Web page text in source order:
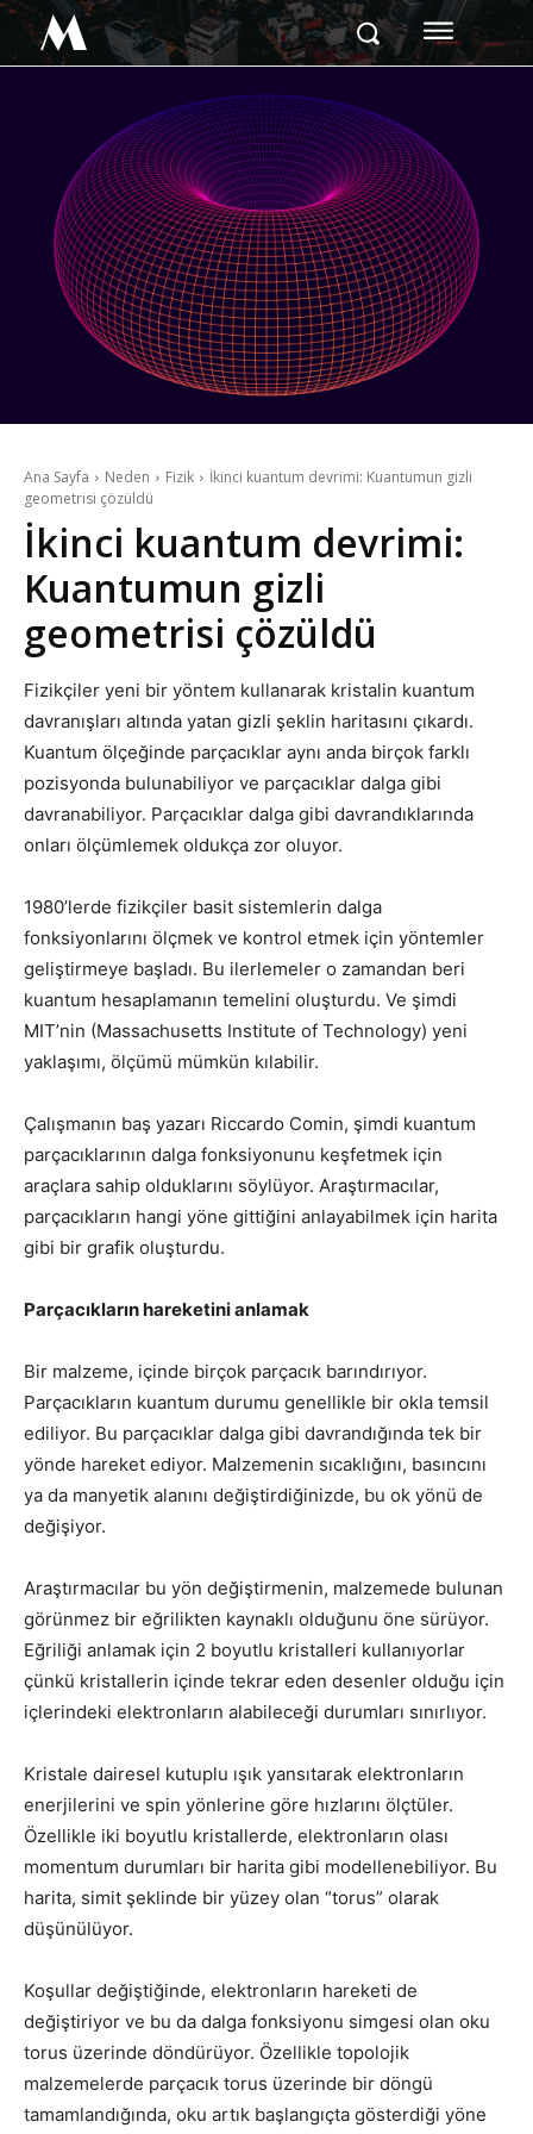
M
Ana Sayfa Neden Fizik
İkinci kuantum devrimi: Kuantumun gizli
geometrisi çözüldü
İkinci kuantum devrimi:
Kuantumun gizli
geometrisi çözüldü
Fizikçiler yeni bir yöntem kullanarak kristalin kuantum
davranışları altında yatan gizli şeklin haritasını çıkardı.
Kuantum ölçeğinde parçacıklar aynı anda birçok farklı
pozisyonda bulunabiliyor ve parçacıklar dalga gibi
davranabiliyor. Parçacıklar dalga gibi davrandıklarında
onları ölçümlemek oldukça zor oluyor.
1980’lerde fizikçiler basit sistemlerin dalga
fonksiyonlarını ölçmek ve kontrol etmek için yöntemler
geliştirmeye başladı. Bu ilerlemeler o zamandan beri
kuantum hesaplamanın temelini oluşturdu. Ve şimdi
MIT’nin (Massachusetts Institute of Technology) yeni
yaklaşımı, ölçümü mümkün kılabilir.
Çalışmanın baş yazarı Riccardo Comin, şimdi kuantum
parçacıklarının dalga fonksiyonunu keşfetmek için
araçlara sahip olduklarını söylüyor. Araştırmacılar,
parçacıkların hangi yöne gittiğini anlayabilmek için harita
gibi bir grafik oluşturdu.
Parçacıkların hareketini anlamak
Bir malzeme, içinde birçok parçacık barındırıyor.
Parçacıkların kuantum durumu genellikle bir okla temsil
ediliyor. Bu parçacıklar dalga gibi davrandığında tek bir
yönde hareket ediyor. Malzemenin sıcaklığını, basıncını
ya da manyetik alanını değiştirdiğinizde, bu ok yönü de
değişiyor.
Araştırmacılar bu yön değiştirmenin, malzemede bulunan
görünmez bir eğrilikten kaynaklı olduğunu öne sürüyor.
Eğriliği anlamak için 2 boyutlu kristalleri kullanıyorlar
çünkü kristallerin içinde tekrar eden desenler olduğu için
içlerindeki elektronların alabileceği durumları sınırlıyor.
Kristale dairesel kutuplu ışık yansıtarak elektronların
enerjilerini ve spin yönlerine göre hızlarını ölçtüler.
Özellikle iki boyutlu kristallerde, elektronların olası
momentum durumları bir harita gibi modellenebiliyor. Bu
harita, simit şeklinde bir yüzey olan “torus” olarak
düşünülüyor.
Koşullar değiştiğinde, elektronların hareketi de
değiştiriyor ve bu da dalga fonksiyonu simgesi olan oku
torus üzerinde döndürüyor. Özellikle topolojik
malzemelerde parçacık torus üzerinde bir döngü
tamamlandığında, oku artık başlangıçta gösterdiği yöne